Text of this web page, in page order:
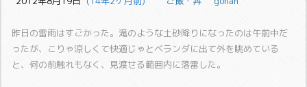
昨日の雷雨はすごかった。 滝のような土砂降りになったのは午前中だ
ったが、こりゃ涼しくて快適じゃとベランダに出て外を眺めている
と、何の前触れもなく、見渡せる範囲内に落雷した。